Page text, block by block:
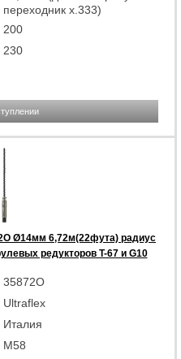
переходник x.333)
200
230
Ø14мм 6,72м(22фута) радиус
редукторов T-67 и G10
35872O
Ultraflex
Италия
M58